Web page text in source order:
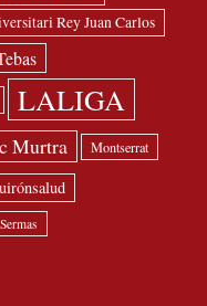
Rey Juan Carlos
LALIGA
Murtra Montserrat
Sermas